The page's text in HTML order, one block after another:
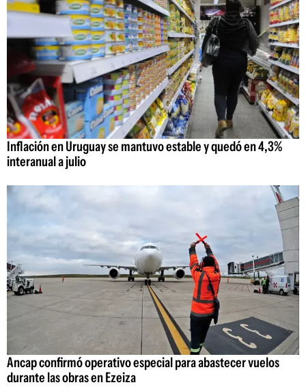
Inflación en Uruguay se mantuvo estable y quedó en 4,3%
interanual a julio
Ancap confirmó operativo especial para abastecer vuelos
durante las obras en Ezeiza